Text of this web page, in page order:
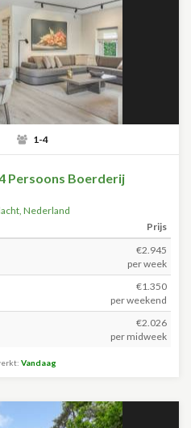
1-4
Persoons Boerderij
, Nederland
Prijs
€2.945
per week
€1.350
per weekend
€2.026
per midweek
Vandaag